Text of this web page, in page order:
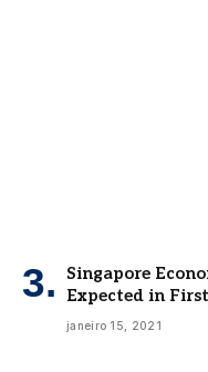
Singapore
Expected in
janeiro 15, 2021